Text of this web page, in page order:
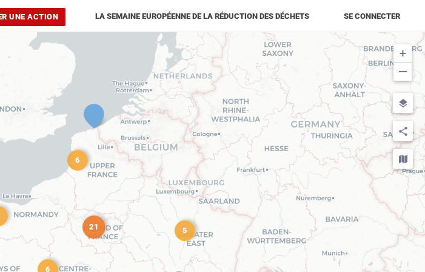
UNE ACTION LA SEMAINE EUROPÉENNE DE LA RÉDUCTION DES DÉCHETS SE CONNECTER
5
6
6
21
+
−